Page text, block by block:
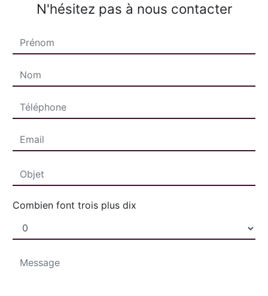
N'hésitez pas à nous contacter
Combien font trois plus dix